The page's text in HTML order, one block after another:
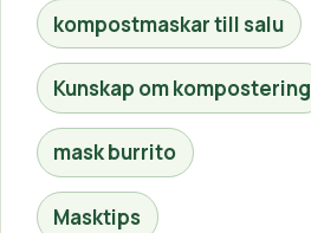
kompostmaskar till salu
Kunskap om kompostering
mask burrito
Masktips